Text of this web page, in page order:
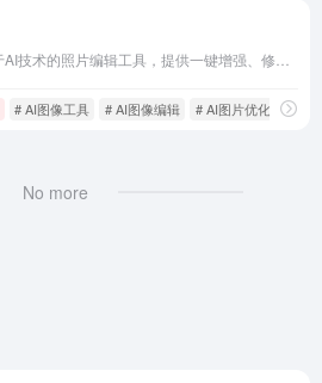
# AI图像工具 # AI图像编辑 # AI图片优化修复
No more